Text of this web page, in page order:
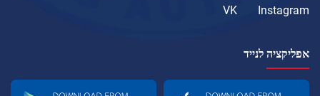
Instagram
VK
אפליקציה לנייד